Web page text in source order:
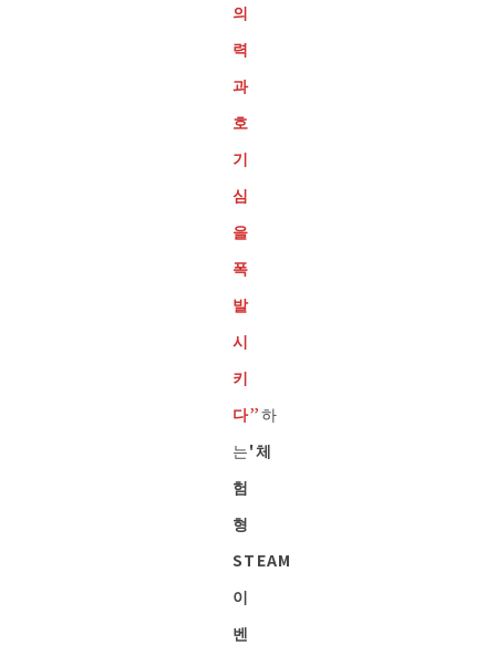
의
력
과
호
기
심
을
폭
발
시
키
다”하
는'체
험
형
STEAM
이
벤